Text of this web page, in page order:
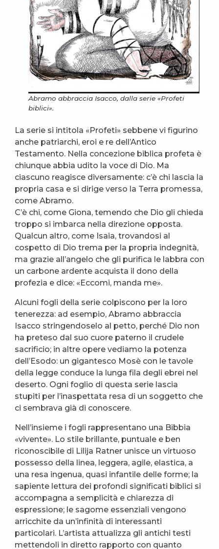
Abramo abbraccia Isacco, dalla serie «Profeti
biblici».
La serie si intitola «Profeti» sebbene vi figurino
anche patriarchi, eroi e re dell’Antico
Testamento. Nella concezione biblica profeta è
chiunque abbia udito la voce di Dio. Ma
ciascuno reagisce diversamente: c’è chi lascia la
propria casa e si dirige verso la Terra promessa,
come Abramo.
C’è chi, come Giona, temendo che Dio gli chieda
troppo si imbarca nella direzione opposta.
Qualcun altro, come Isaia, trovandosi al
cospetto di Dio trema per la propria indegnità,
ma grazie all’angelo che gli purifica le labbra con
un carbone ardente acquista il dono della
profezia e dice: «Eccomi, manda me».
Alcuni fogli della serie colpiscono per la loro
tenerezza: ad esempio, Abramo abbraccia
Isacco stringendoselo al petto, perché Dio non
ha preteso dal suo cuore paterno il crudele
sacrificio; in altre opere vediamo la potenza
dell’Esodo: un gigantesco Mosè con le tavole
della legge conduce la lunga fila degli ebrei nel
deserto. Ogni foglio di questa serie lascia
stupiti per l’inaspettata resa di un soggetto che
ci sembrava già di conoscere.
Nell’insieme i fogli rappresentano una Bibbia
«vivente». Lo stile brillante, puntuale e ben
riconoscibile di Lilija Ratner unisce un virtuoso
possesso della linea, leggera, agile, elastica, a
una resa ingenua, quasi infantile delle forme; la
sapiente lettura dei profondi significati biblici si
accompagna a semplicità e chiarezza di
espressione; le sagome essenziali vengono
arricchite da un’infinità di interessanti
particolari. L’artista attualizza gli antichi testi
mettendoli in diretto rapporto con quanto